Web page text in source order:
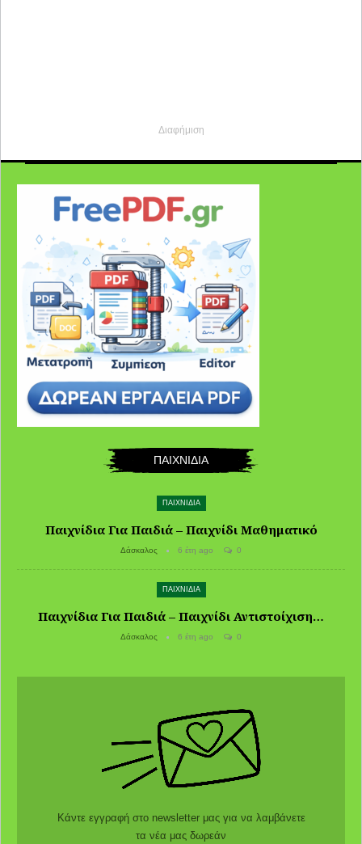
Διαφήμιση
ΠΑΙΧΝΙΔΙΑ
ΠΑΙΧΝΙΔΙΑ
Παιχνίδια Για Παιδιά – Παιχνίδι Μαθηματικό
Δάσκαλος 6 έτη ago 0
ΠΑΙΧΝΙΔΙΑ
Παιχνίδια Για Παιδιά – Παιχνίδι Αντιστοίχιση…
Δάσκαλος 6 έτη ago 0
Κάντε εγγραφή στο newsletter μας για να λαμβάνετε
τα νέα μας δωρεάν